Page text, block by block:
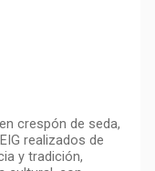
crespón de seda,
realizados de
y tradición,